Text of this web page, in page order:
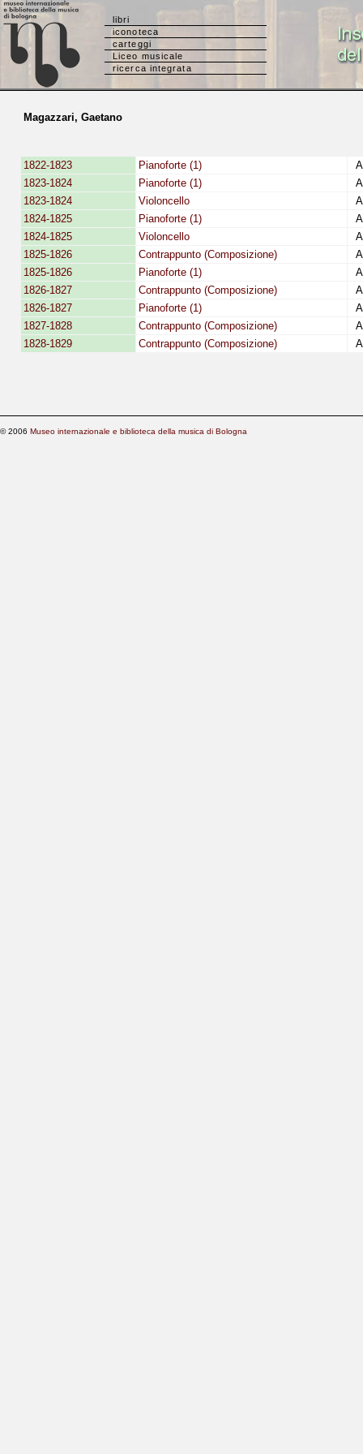
libri
iconoteca
carteggi
Liceo musicale
ricerca integrata
Magazzari, Gaetano
1822-1823 Pianoforte (1)
1823-1824
Pianoforte (1)
1823-1824
Violoncello
1824-1825
Pianoforte (1)
1824-1825
Violoncello
1825-1826
Contrappunto (Composizione)
1825-1826
Pianoforte (1)
1826-1827
Contrappunto (Composizione)
1826-1827
Pianoforte (1)
1827-1828
Contrappunto (Composizione)
1828-1829
Contrappunto (Composizione)
© 2006 Museo internazionale e biblioteca della musica di Bologna